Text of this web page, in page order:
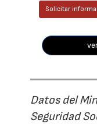
Solicitar
Datos del
Seguridad